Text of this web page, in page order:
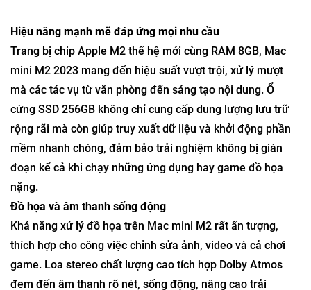
Hiệu năng mạnh mẽ đáp ứng mọi nhu cầu
Trang bị chip Apple M2 thế hệ mới cùng RAM 8GB, Mac
mini M2 2023 mang đến hiệu suất vượt trội, xử lý mượt
mà các tác vụ từ văn phòng đến sáng tạo nội dung. Ổ
cứng SSD 256GB không chỉ cung cấp dung lượng lưu trữ
rộng rãi mà còn giúp truy xuất dữ liệu và khởi động phần
mềm nhanh chóng, đảm bảo trải nghiệm không bị gián
đoạn kể cả khi chạy những ứng dụng hay game đồ họa
nặng.
Đồ họa và âm thanh sống động
Khả năng xử lý đồ họa trên Mac mini M2 rất ấn tượng,
thích hợp cho công việc chỉnh sửa ảnh, video và cả chơi
game. Loa stereo chất lượng cao tích hợp Dolby Atmos
đem đến âm thanh rõ nét, sống động, nâng cao trải